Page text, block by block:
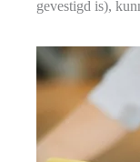
gevestigd is),